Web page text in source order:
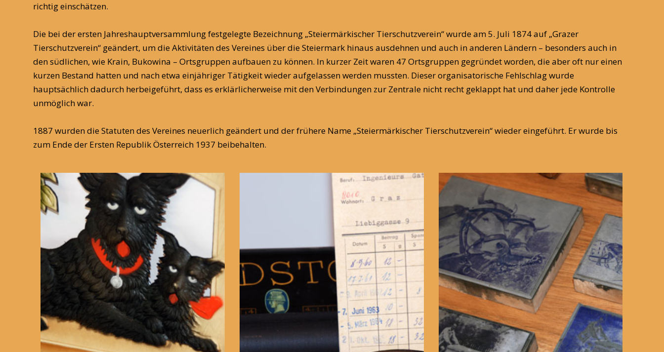
richtig einschätzen.
Die bei der ersten Jahreshauptversammlung festgelegte Bezeichnung „Steiermärkischer Tierschutzverein“ wurde am 5. Juli 1874 auf „Grazer
Tierschutzverein“ geändert, um die Aktivitäten des Vereines über die Steiermark hinaus ausdehnen und auch in anderen Ländern – besonders auch in
den südlichen, wie Krain, Bukowina – Ortsgruppen aufbauen zu können. In kurzer Zeit waren 47 Ortsgruppen gegründet worden, die aber oft nur einen
kurzen Bestand hatten und nach etwa einjähriger Tätigkeit wieder aufgelassen werden mussten. Dieser organisatorische Fehlschlag wurde
hauptsächlich dadurch herbeigeführt, dass es erklärlicherweise mit den Verbindungen zur Zentrale nicht recht geklappt hat und daher jede Kontrolle
unmöglich war.
1887 wurden die Statuten des Vereines neuerlich geändert und der frühere Name „Steiermärkischer Tierschutzverein“ wieder eingeführt. Er wurde bis
zum Ende der Ersten Republik Österreich 1937 beibehalten.